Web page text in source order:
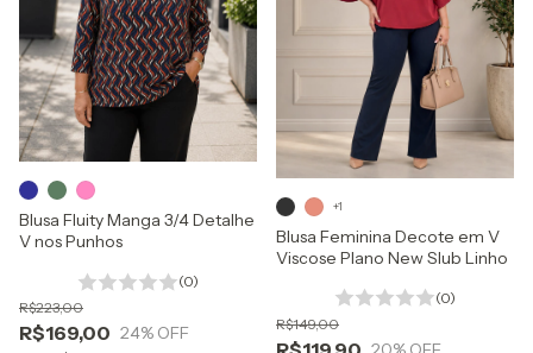
Blusa Fluity Manga 3/4 Detalhe
V nos Punhos
(0)
R$169,00
R$223,00
24% OFF
Blusa Feminina Decote em V
Viscose Plano New Slub Linho
(0)
R$149,00
+1